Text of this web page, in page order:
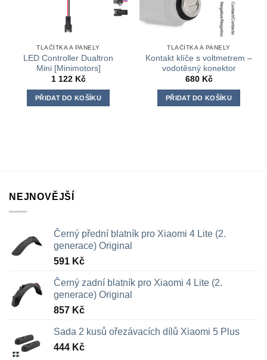
TLAČÍTKA A PANELY
LED Controller Dualtron
Mini [Minimotors]
1 122 Kč
PŘIDAT DO KOŠÍKU
TLAČÍTKA A PANELY
Kontakt klíče s voltmetrem –
vodotěsný konektor
680 Kč
PŘIDAT DO KOŠÍKU
NEJNOVĚJŠÍ
Černý přední blatník pro Xiaomi 4 Lite (2.
generace) Original
591 Kč
Černý zadní blatník pro Xiaomi 4 Lite (2.
generace) Original
857 Kč
Sada 2 kusů ořezávacích dílů Xiaomi 5 Plus
444 Kč